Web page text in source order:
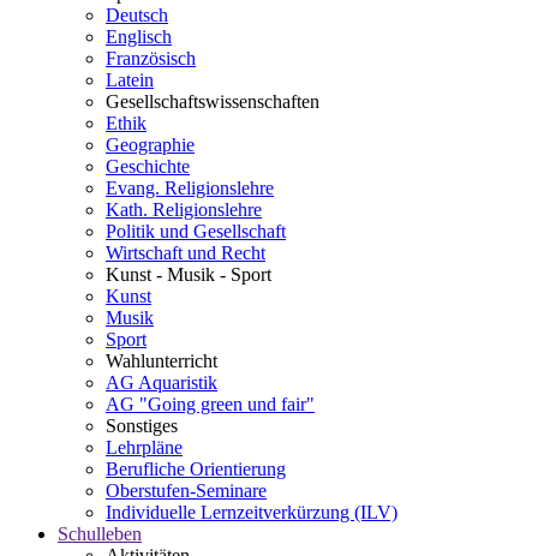
Deutsch
Englisch
Französisch
Latein
Gesellschaftswissenschaften
Ethik
Geographie
Geschichte
Evang. Religionslehre
Kath. Religionslehre
Politik und Gesellschaft
Wirtschaft und Recht
Kunst - Musik - Sport
Kunst
Musik
Sport
Wahlunterricht
AG Aquaristik
AG "Going green und fair"
Sonstiges
Lehrpläne
Berufliche Orientierung
Oberstufen-Seminare
Individuelle Lernzeitverkürzung (ILV)
Schulleben